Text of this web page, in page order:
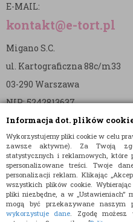
Informacja dot. plików
Wykorzystujemy pliki cookie w celu
zawsze aktywne). Za Twoją
statystycznych i reklamowych,
spersonalizowane treści. Twoje
personalizacji reklam. Klikając
wszystkich plików cookie.
pliki niezbędne, a w „Ustawieniach”
mogą być przekazywane naszym
wykorzystuje dane. Zgodę
E-MAIL:
kontakt@e-tort.pl
Migano S.C.
ul. Kartograficzna 88c/m33
03-290 Warszawa
NIP: 5242813637
REGON: 365874905
Nr konta (mBank):
36 1140 2004 0000 3902 8144